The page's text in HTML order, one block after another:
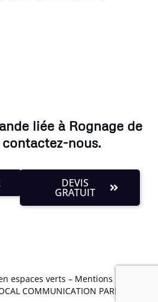
liée à Rognage de
contactez-nous.
DEVIS
GRATUIT
espaces verts – Mentions Légales
COMMUNICATION PARIS